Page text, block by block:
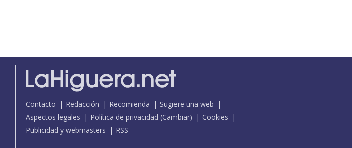
Contacto Redacción Recomienda
Sugiere una web
Aspectos legales
Política de privacidad (Cambiar)
Cookies
Publicidad y webmasters
RSS